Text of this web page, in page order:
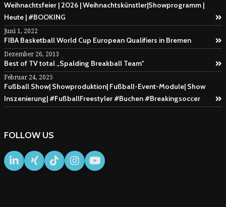
Weihnachtsfeier | 2026 | Weihnachtskünstler|Showprogramm |
Heute | #BOOKING
Juni 1, 2022
FIBA Basketball World Cup European Qualifiers in Bremen
Dezember 26, 2013
Best of TV total „Spalding Breakball Team“
Februar 24, 2025
Fußball Show| Showproduktion| Fußball-Event-Module| Show
Inszenierung| #FußballFreestyler #Buchen #Breakingsoccer
FOLLOW US